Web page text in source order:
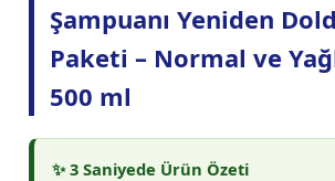
Şampuanı Yeniden
Paketi – Normal ve
500 ml
✨ 3 Saniyede Ürün Özeti